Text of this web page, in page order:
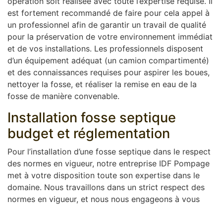
est fortement recommandé de faire pour cela appel à
un professionnel afin de garantir un travail de qualité
pour la préservation de votre environnement immédiat
et de vos installations. Les professionnels disposent
d’un équipement adéquat (un camion compartimenté)
et des connaissances requises pour aspirer les boues,
nettoyer la fosse, et réaliser la remise en eau de la
fosse de manière convenable.
Installation fosse septique
budget et réglementation
Pour l’installation d’une fosse septique dans le respect
des normes en vigueur, notre entreprise IDF Pompage
met à votre disposition toute son expertise dans le
domaine. Nous travaillons dans un strict respect des
normes en vigueur, et nous nous engageons à vous